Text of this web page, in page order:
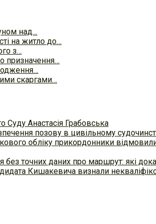
над…
на житло до…
з…
призначення…
скаргами…
Анастасія Грабовська
позову в цивільному
обліку прикордонники
точних даних про маршрут: які
Кишакевича визнали